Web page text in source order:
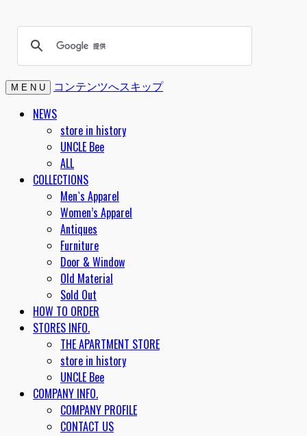
M E N U
コンテンツへスキップ
NEWS
store in history
UNCLE Bee
ALL
COLLECTIONS
Men`s Apparel
Women’s Apparel
Antiques
Furniture
Door & Window
Old Material
Sold Out
HOW TO ORDER
STORES INFO.
THE APARTMENT STORE
store in history
UNCLE Bee
COMPANY INFO.
COMPANY PROFILE
CONTACT US